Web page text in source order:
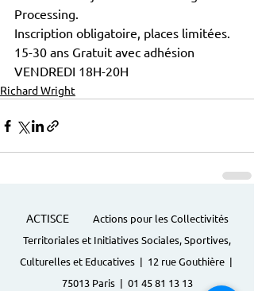
Processing.
Inscription obligatoire, places limitées.
15-30 ans Gratuit avec adhésion
VENDREDI 18H-20H
Richard Wright
ACTISCE
Actions pour les Collectivités
Territoriales et Initiatives Sociales, Sportives,
Culturelles et Educatives | 12 rue Gouthière |
75013 Paris | 01 45 81 13 13